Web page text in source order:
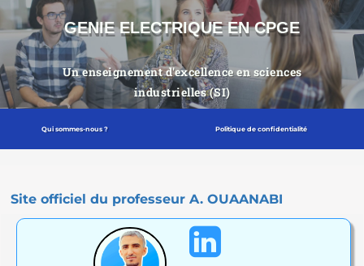
GENIE ELECTRIQUE EN CPGE
Un enseignement d'excellence en sciences
industrielles (SI)
Qui sommes-nous ? Politique de confidentialité
Site officiel du professeur A. OUAANABI
